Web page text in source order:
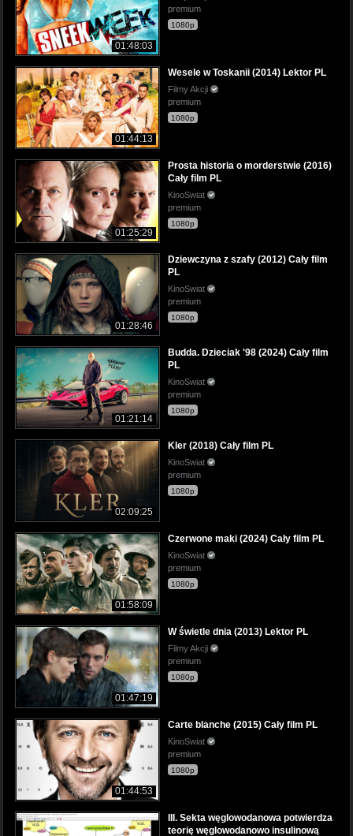
01:48:03
premium
1080p
01:44:13
Wesele w Toskanii (2014) Lektor PL
Filmy Akcji
premium
1080p
01:25:29
Prosta historia o morderstwie (2016)
Cały film PL
KinoSwiat
premium
1080p
01:28:46
Dziewczyna z szafy (2012) Cały film
PL
KinoSwiat
premium
1080p
01:21:14
Budda. Dzieciak '98 (2024) Cały film
PL
KinoSwiat
premium
1080p
02:09:25
Kler (2018) Cały film PL
KinoSwiat
premium
1080p
01:58:09
Czerwone maki (2024) Cały film PL
KinoSwiat
premium
1080p
01:47:19
W świetle dnia (2013) Lektor PL
Filmy Akcji
premium
1080p
01:44:53
Carte blanche (2015) Cały film PL
KinoSwiat
premium
1080p
III. Sekta węglowodanowa potwierdza
teorię węglowodanowo insulinową